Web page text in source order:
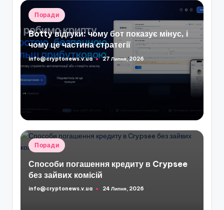
Опубліковано
Поради
Botty відгуки: чому бот показує мінус, і
чому це частина стратегії
Опубліковано
info@cryptonews.v.ua 27 Липня, 2026
Опубліковано
Поради
Способи погашення кредиту в Crypsee
без зайвих комісій
Опубліковано
info@cryptonews.v.ua 24 Липня, 2026